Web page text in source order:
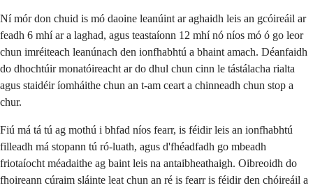
Ní mór don chuid is mó daoine leanúint ar aghaidh leis an gcóireáil ar
feadh 6 mhí ar a laghad, agus teastaíonn 12 mhí nó níos mó ó go leor
chun imréiteach leanúnach den ionfhabhtú a bhaint amach. Déanfaidh
do dhochtúir monatóireacht ar do dhul chun cinn le tástálacha rialta
agus staidéir íomháithe chun an t-am ceart a chinneadh chun stop a
chur.
Fiú má tá tú ag mothú i bhfad níos fearr, is féidir leis an ionfhabhtú
filleadh má stopann tú ró-luath, agus d'fhéadfadh go mbeadh
friotaíocht méadaithe ag baint leis na antaibheathaigh. Oibreoidh do
fhoireann cúraim sláinte leat chun an ré is fearr is féidir den chóireáil a